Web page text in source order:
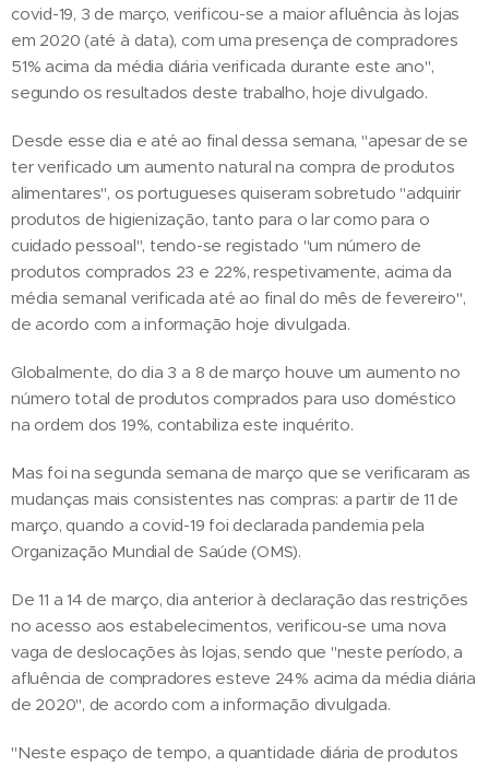
covid-19, 3 de março, verificou-se a maior afluência às lojas
em 2020 (até à data), com uma presença de compradores
51% acima da média diária verificada durante este ano",
segundo os resultados deste trabalho, hoje divulgado.
Desde esse dia e até ao final dessa semana, "apesar de se
ter verificado um aumento natural na compra de produtos
alimentares", os portugueses quiseram sobretudo "adquirir
produtos de higienização, tanto para o lar como para o
cuidado pessoal", tendo-se registado "um número de
produtos comprados 23 e 22%, respetivamente, acima da
média semanal verificada até ao final do mês de fevereiro",
de acordo com a informação hoje divulgada.
Globalmente, do dia 3 a 8 de março houve um aumento no
número total de produtos comprados para uso doméstico
na ordem dos 19%, contabiliza este inquérito.
Mas foi na segunda semana de março que se verificaram as
mudanças mais consistentes nas compras: a partir de 11 de
março, quando a covid-19 foi declarada pandemia pela
Organização Mundial de Saúde (OMS).
De 11 a 14 de março, dia anterior à declaração das restrições
no acesso aos estabelecimentos, verificou-se uma nova
vaga de deslocações às lojas, sendo que "neste período, a
afluência de compradores esteve 24% acima da média diária
de 2020", de acordo com a informação divulgada.
"Neste espaço de tempo, a quantidade diária de produtos